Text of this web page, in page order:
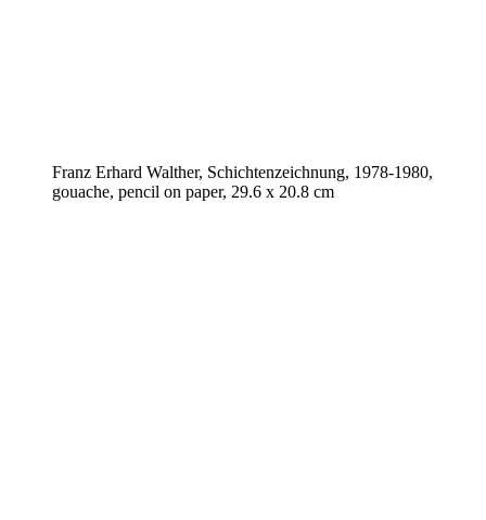
Franz Erhard Walther, Schichtenzeichnung, 1978-1980,
gouache, pencil on paper, 29.6 x 20.8 cm